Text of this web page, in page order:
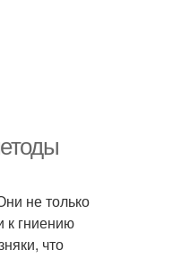
не только
к гниению
что